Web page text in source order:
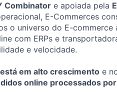
Combinator e apoiada pela
E-Commerces
o universo do E-
com ERPs e
e velocidade.
está em alto crescimento e
online processados